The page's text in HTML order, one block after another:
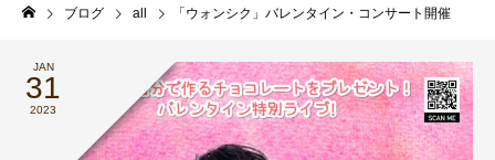
ブログ all 「ウォンシク」バレンタイン・コンサート開催
JAN
31
2023